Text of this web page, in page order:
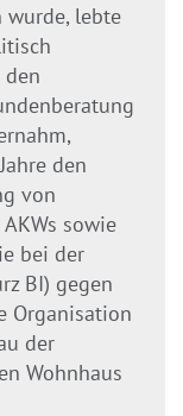
wurde, lebte
den
von
sowie
bei der
BI) gegen
Organisation
der
Wohnhaus